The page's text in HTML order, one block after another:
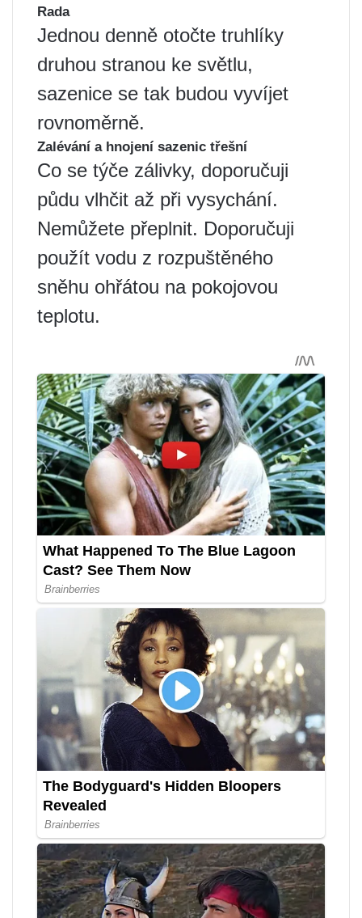
Rada
Jednou denně otočte truhlíky
druhou stranou ke světlu,
sazenice se tak budou vyvíjet
rovnoměrně.
Zalévání a hnojení sazenic třešní
Co se týče zálivky, doporučuji
půdu vlhčit až při vysychání.
Nemůžete přeplnit. Doporučuji
použít vodu z rozpuštěného
sněhu ohřátou na pokojovou
teplotu.